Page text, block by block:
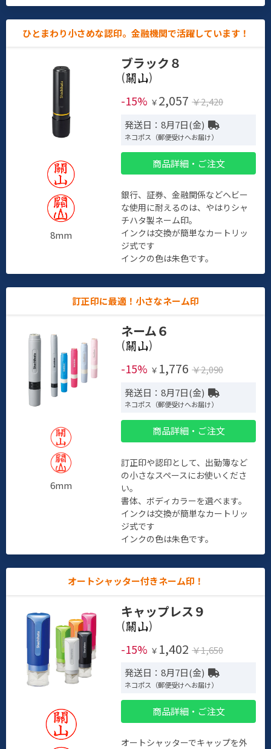
ひとまわり小さめな認印。金融機関で活躍しています！
8mm
ブラック８
(
)
-15% ￥ 2,057 ￥2,420
発送日：8月7日(金)
ネコポス（郵便受けへお届け）
商品詳細・ご注文
銀行、証券、金融関係などヘビー
な使用に耐えるのは、やはりシャ
チハタ製ネーム印。
インクは交換が簡単なカートリッ
ジ式です
インクの色は朱色です。
訂正印に最適！小さなネーム印
6mm
ネーム６
(
)
-15% ￥ 1,776 ￥2,090
発送日：8月7日(金)
ネコポス（郵便受けへお届け）
商品詳細・ご注文
訂正印や認印として、出勤簿など
の小さなスペースにお使いくださ
い。
書体、ボディカラーを選べます。
インクは交換が簡単なカートリッ
ジ式です
インクの色は朱色です。
オートシャッター付きネーム印！
キャップレス９
(
)
-15% ￥ 1,402 ￥1,650
発送日：8月7日(金)
ネコポス（郵便受けへお届け）
商品詳細・ご注文
オートシャッターでキャップを外